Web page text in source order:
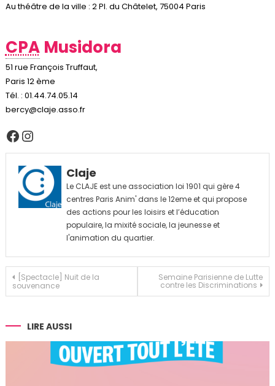
Au théâtre de la ville : 2 Pl. du Châtelet, 75004 Paris
CPAMusidora
51 rue François Truffaut,
Paris 12 ème
Tél. : 01.44.74.05.14
bercy@claje.asso.fr
Facebook
Instagram
Claje
Le CLAJE est une association loi 1901 qui gère 4
centres Paris Anim' dans le 12eme et qui propose
des actions pour les loisirs et l’éducation
populaire, la mixité sociale, la jeunesse et
l'animation du quartier.
Navigation
de
l’article
[Spectacle] Nuit de la
souvenance
Semaine Parisienne de Lutte
contre les Discriminations
LIRE AUSSI